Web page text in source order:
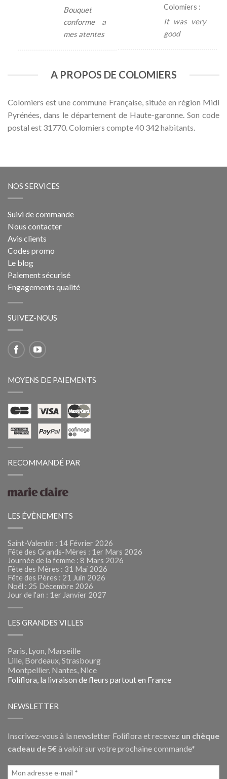
Bouquet
conforme a
mes atentes
Colomiers :
It was very
good
A PROPOS DE COLOMIERS
Colomiers est une commune Française, située en région Midi
Pyrénées, dans le département de Haute-garonne. Son code
postal est 31770. Colomiers compte 40 342 habitants.
NOS SERVICES
Suivi de commande
Nous contacter
Avis clients
Codes promo
Le blog
Paiement sécurisé
Engagements qualité
SUIVEZ-NOUS
MOYENS DE PAIEMENTS
RECOMMANDÉ PAR
LES ÉVÈNEMENTS
Saint-Valentin : 14 Février 2026
Fête des Grands-Mères : 1er Mars 2026
Journée de la femme : 8 Mars 2026
Fête des Mères : 31 Mai 2026
Fête des Pères : 21 Juin 2026
Noël : 25 Décembre 2026
Jour de l'an : 1er Janvier 2027
LES GRANDES VILLES
Paris, Lyon, Marseille
Lille, Bordeaux, Strasbourg
Montpellier, Nantes, Nice
Foliflora, la livraison de fleurs partout en France
NEWSLETTER
Inscrivez-vous à la newsletter Foliflora et recevez un chèque
cadeau de 5€à valoir sur votre prochaine commande*